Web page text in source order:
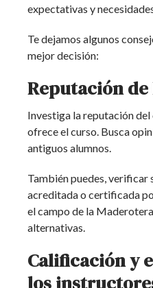
expectativas y
Te dejamos algunos
mejor decisión:
Reputación
Investiga la reputación del
ofrece el curso. Busca
antiguos alumnos.
También puedes, verificar
acreditada o certificada
el campo de la
alternativas.
Calificación y